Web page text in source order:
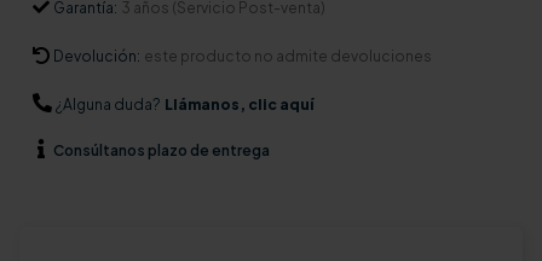
Garantía: 3 años (Servicio Post-venta)
Devolución: este producto no admite devoluciones
¿Alguna duda? Llámanos, clic aquí
Consúltanos plazo de entrega